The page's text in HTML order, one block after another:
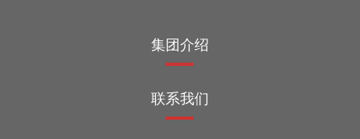
集团介绍
联系我们